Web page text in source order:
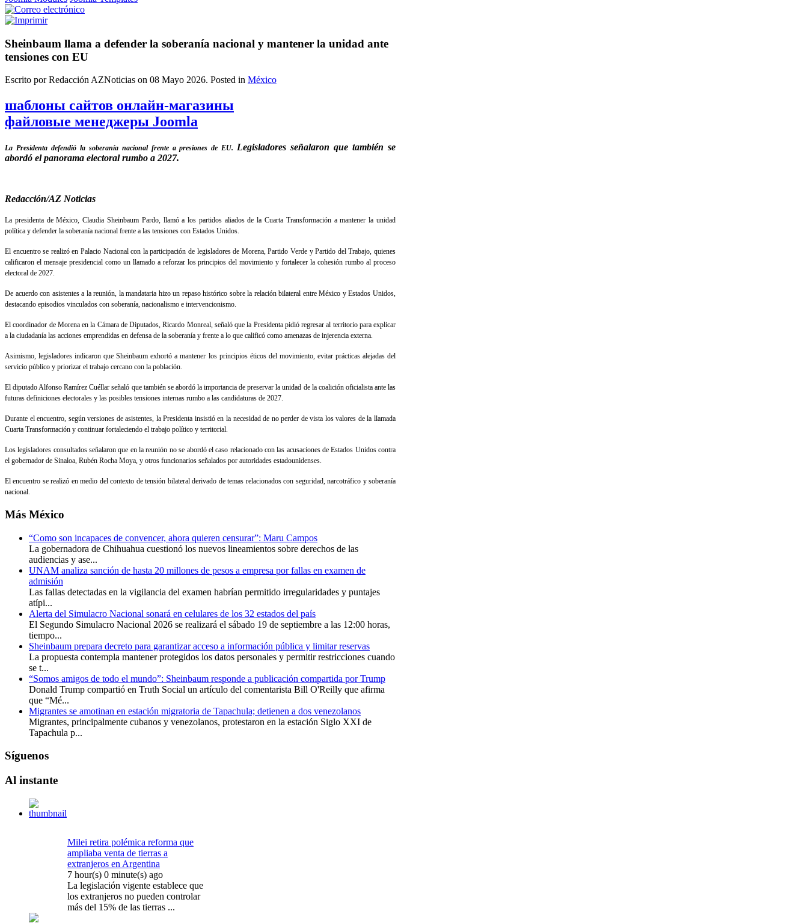
Sheinbaum llama a defender la soberanía nacional y mantener la unidad ante
tensiones con EU
Escrito por Redacción AZNoticias on 08 Mayo 2026. Posted in México
шаблоны сайтов онлайн-магазины
файловые менеджеры Joomla
La Presidenta defendió la soberanía nacional frente a presiones de EU.Legisladores señalaron que también se
abordó el panorama electoral rumbo a 2027.
Redacción/AZ Noticias
La presidenta de México, Claudia Sheinbaum Pardo, llamó a los partidos aliados de la Cuarta Transformación a mantener la unidad
política y defender la soberanía nacional frente a las tensiones con Estados Unidos.
El encuentro se realizó en Palacio Nacional con la participación de legisladores de Morena, Partido Verde y Partido del Trabajo, quienes
calificaron el mensaje presidencial como un llamado a reforzar los principios del movimiento y fortalecer la cohesión rumbo al proceso
electoral de 2027.
De acuerdo con asistentes a la reunión, la mandataria hizo un repaso histórico sobre la relación bilateral entre México y Estados Unidos,
destacando episodios vinculados con soberanía, nacionalismo e intervencionismo.
El coordinador de Morena en la Cámara de Diputados, Ricardo Monreal, señaló que la Presidenta pidió regresar al territorio para explicar
a la ciudadanía las acciones emprendidas en defensa de la soberanía y frente a lo que calificó como amenazas de injerencia externa.
Asimismo, legisladores indicaron que Sheinbaum exhortó a mantener los principios éticos del movimiento, evitar prácticas alejadas del
servicio público y priorizar el trabajo cercano con la población.
El diputado Alfonso Ramírez Cuéllar señaló que también se abordó la importancia de preservar la unidad de la coalición oficialista ante las
futuras definiciones electorales y las posibles tensiones internas rumbo a las candidaturas de 2027.
Durante el encuentro, según versiones de asistentes, la Presidenta insistió en la necesidad de no perder de vista los valores de la llamada
Cuarta Transformación y continuar fortaleciendo el trabajo político y territorial.
Los legisladores consultados señalaron que en la reunión no se abordó el caso relacionado con las acusaciones de Estados Unidos contra
el gobernador de Sinaloa, Rubén Rocha Moya, y otros funcionarios señalados por autoridades estadounidenses.
El encuentro se realizó en medio del contexto de tensión bilateral derivado de temas relacionados con seguridad, narcotráfico y soberanía
nacional.
Más México
“Como son incapaces de convencer, ahora quieren censurar”: Maru Campos
La gobernadora de Chihuahua cuestionó los nuevos lineamientos sobre derechos de las
audiencias y ase...
UNAM analiza sanción de hasta 20 millones de pesos a empresa por fallas en examen de
admisión
Las fallas detectadas en la vigilancia del examen habrían permitido irregularidades y puntajes
atípi...
Alerta del Simulacro Nacional sonará en celulares de los 32 estados del país
El Segundo Simulacro Nacional 2026 se realizará el sábado 19 de septiembre a las 12:00 horas,
tiempo...
Sheinbaum prepara decreto para garantizar acceso a información pública y limitar reservas
La propuesta contempla mantener protegidos los datos personales y permitir restricciones cuando
se t...
“Somos amigos de todo el mundo”: Sheinbaum responde a publicación compartida por Trump
Donald Trump compartió en Truth Social un artículo del comentarista Bill O'Reilly que afirma
que “Mé...
Migrantes se amotinan en estación migratoria de Tapachula; detienen a dos venezolanos
Migrantes, principalmente cubanos y venezolanos, protestaron en la estación Siglo XXI de
Tapachula p...
Síguenos
Al instante
Milei retira polémica reforma que
ampliaba venta de tierras a
extranjeros en Argentina
7 hour(s) 0 minute(s) ago
La legislación vigente establece que
los extranjeros no pueden controlar
más del 15% de las tierras ...